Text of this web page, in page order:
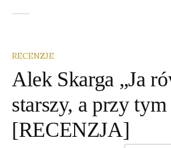
RECENZJE
Alek Skarga „Ja
starszy, a przy
[RECENZJA]